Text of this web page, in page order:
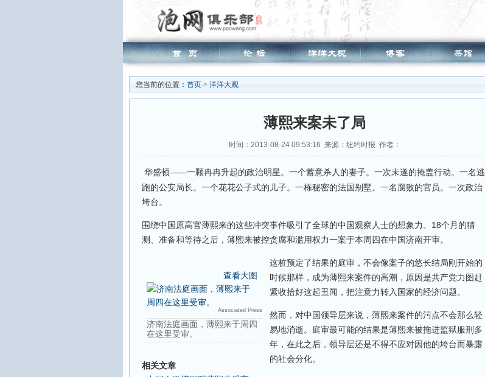
您当前的位置： 首页 > 洋洋大观
薄熙来案未了局
时间：2013-08-24 09:53:16 来源：纽约时报 作者：
华盛顿——一颗冉冉升起的政治明星。一个蓄意杀人的妻子。一次未遂的掩盖行动。一名逃
跑的公安局长。一个花花公子式的儿子。一栋秘密的法国别墅。一名腐败的官员。一次政治
垮台。
围绕中国原高官薄熙来的这些冲突事件吸引了全球的中国观察人士的想象力。18个月的猜
测、准备和等待之后，薄熙来被控贪腐和滥用权力一案于本周四在中国济南开审。
查看大图
Associated Press
济南法庭画面，薄熙来于周四
在这里受审。
相关文章
这桩预定了结果的庭审，不会像案子的悠长结局刚开始的
时候那样，成为薄熙来案件的高潮，原因是共产党力图赶
紧收拾好这起丑闻，把注意力转入国家的经济问题。
然而，对中国领导层来说，薄熙来案件的污点不会那么轻
易地消逝。庭审最可能的结果是薄熙来被拖进监狱服刑多
年，在此之后，领导层还是不得不应对因他的垮台而暴露
的社会分化。